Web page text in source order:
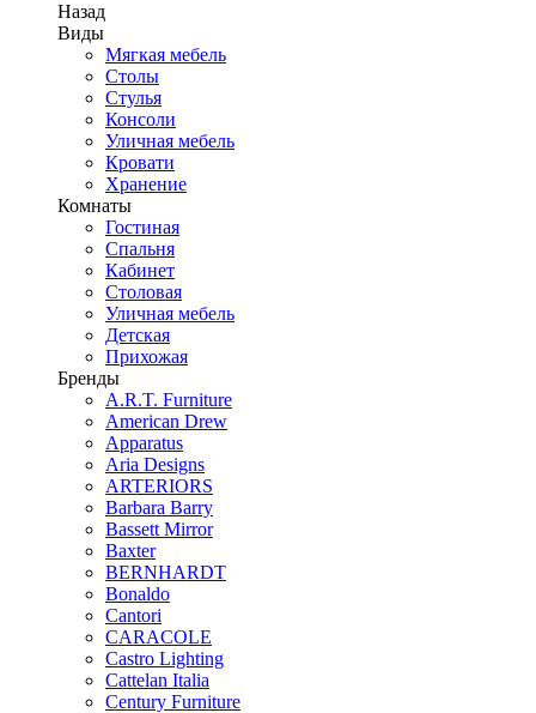
Назад
Виды
Мягкая мебель
Столы
Стулья
Консоли
Уличная мебель
Кровати
Хранение
Комнаты
Гостиная
Спальня
Кабинет
Столовая
Уличная мебель
Детская
Прихожая
Бренды
A.R.T. Furniture
American Drew
Apparatus
Aria Designs
ARTERIORS
Barbara Barry
Bassett Mirror
Baxter
BERNHARDT
Bonaldo
Cantori
CARACOLE
Castro Lighting
Cattelan Italia
Century Furniture